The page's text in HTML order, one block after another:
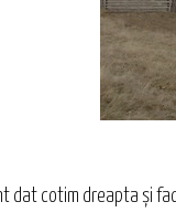
dat cotim dreapta și